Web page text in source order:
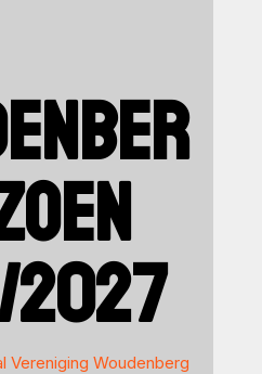
Vereniging Woudenberg